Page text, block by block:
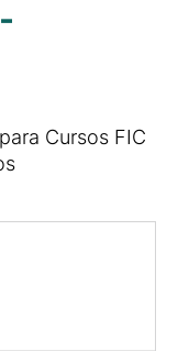
Cursos FIC